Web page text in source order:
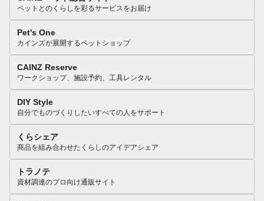
ペットとのくらしを彩るサービスをお届け
Pet’s One
カインズが展開するペットショップ
CAINZ Reserve
ワークショップ、施設予約、工具レンタル
DIY Style
自分でものづくりしたいすべての人をサポート
くらシェア
商品を組み合わせたくらしのアイデアシェア
トラノテ
資材調達のプロ向け通販サイト